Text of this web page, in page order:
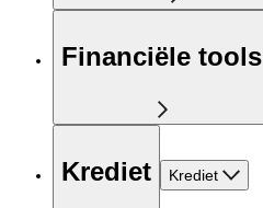
Financiële tools
Krediet Krediet